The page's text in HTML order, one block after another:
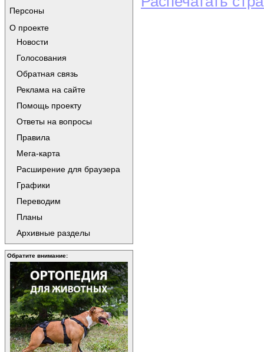
Персоны
О проекте
Новости
Голосования
Обратная связь
Реклама на сайте
Помощь проекту
Ответы на вопросы
Правила
Мега-карта
Расширение для браузера
Графики
Переводим
Планы
Архивные разделы
Обратите внимание: